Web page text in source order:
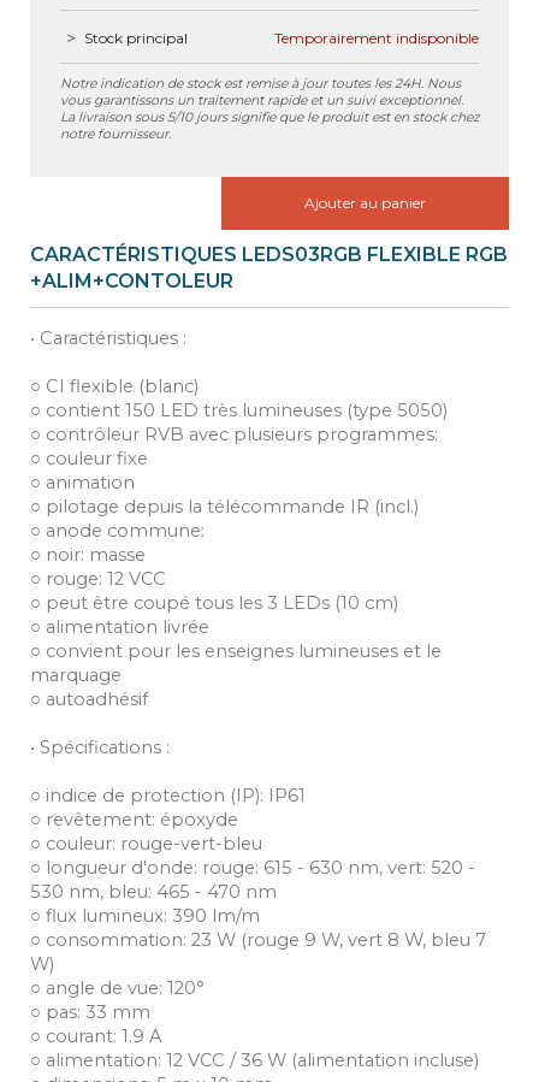
Stock principal Temporairement indisponible
Notre indication de stock est remise à jour toutes les 24H. Nous
vous garantissons un traitement rapide et un suivi exceptionnel.
La livraison sous 5/10 jours signifie que le produit est en stock chez
notre fournisseur.
Ajouter au panier
CARACTÉRISTIQUES LEDS03RGB FLEXIBLE RGB
+ALIM+CONTOLEUR
• Caractéristiques :
○ CI flexible (blanc)
○ contient 150 LED très lumineuses (type 5050)
○ contrôleur RVB avec plusieurs programmes:
○ couleur fixe
○ animation
○ pilotage depuis la télécommande IR (incl.)
○ anode commune:
○ noir: masse
○ rouge: 12 VCC
○ peut être coupé tous les 3 LEDs (10 cm)
○ alimentation livrée
○ convient pour les enseignes lumineuses et le
marquage
○ autoadhésif
• Spécifications :
○ indice de protection (IP): IP61
○ revêtement: époxyde
○ couleur: rouge-vert-bleu
○ longueur d'onde: rouge: 615 - 630 nm, vert: 520 -
530 nm, bleu: 465 - 470 nm
○ flux lumineux: 390 lm/m
○ consommation: 23 W (rouge 9 W, vert 8 W, bleu 7
W)
○ angle de vue: 120°
○ pas: 33 mm
○ courant: 1.9 A
○ alimentation: 12 VCC / 36 W (alimentation incluse)